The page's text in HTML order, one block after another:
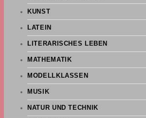
KUNST
LATEIN
LITERARISCHES LEBEN
MATHEMATIK
MODELLKLASSEN
MUSIK
NATUR UND TECHNIK